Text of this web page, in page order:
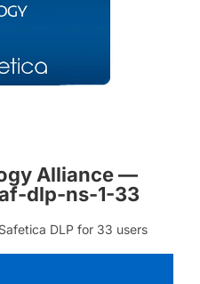
Alliance —
dlp-ns-1-33
DLP for 33 users